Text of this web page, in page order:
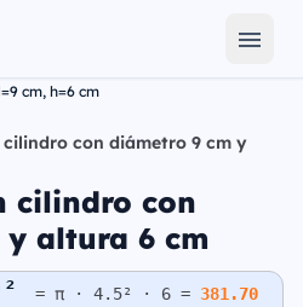
cm, h=6 cm
cilindro con diámetro 9 cm y
cilindro con
altura 6 cm
= π · 4.5² · 6 = 381.70